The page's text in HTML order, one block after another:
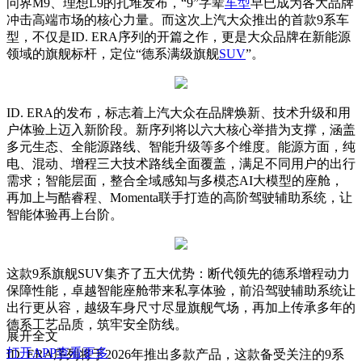
冲击高端市场的核心力量。而这次上汽大众推出的首款9系车
型，不仅是ID. ERA序列的开篇之作，更是大众品牌在新能源
领域的旗舰标杆，定位“德系满级旗舰SUV”。
ID. ERA的发布，标志着上汽大众在品牌焕新、技术升级和用
户体验上迈入新阶段。新序列将以六大核心举措为支撑，涵盖
多元生态、全能源路线、智能升级等多个维度。能源方面，纯
电、混动、增程三大技术路线全面覆盖，满足不同用户的出行
需求；智能层面，整合全域感知与多模态AI大模型的座舱，
再加上与酷睿程、Momenta联手打造的高阶驾驶辅助系统，让
智能体验再上台阶。
这款9系旗舰SUV集齐了五大优势：断代领先的德系增程动力
保障性能，卓越智能座舱带来私享体验，前沿驾驶辅助系统让
出行更从容，越级车身尺寸尽显旗舰气场，再加上传承多年的
德系工艺品质，筑牢安全防线。
ID. ERA序列将于2026年推出多款产品，这款备受关注的9系
展开全文
打开APP查看更多